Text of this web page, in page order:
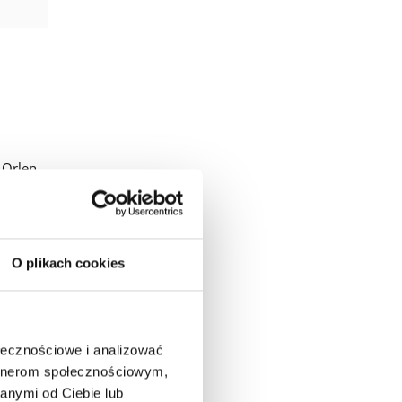
O plikach cookies
i analizować
społecznościowym,
od Ciebie lub
od
go